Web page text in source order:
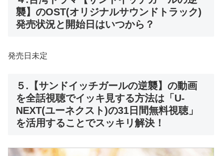
襲】のOST(オリジナルサウンドトラック)
発売状況と開始日はいつから？
発売日未定
５.【サンドイッチガールの逆襲】の動画
を全話視聴でイッキ見する方法は「U-
NEXT(ユーネクスト)の31日間無料視聴」
を活用することでスッキリ解決！